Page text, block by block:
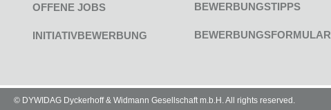
OFFENE JOBS
INITIATIVBEWERBUNG
BEWERBUNGSTIPPS
BEWERBUNGSFORMULAR
© DYWIDAG Dyckerhoff & Widmann Gesellschaft m.b.H. All rights reserved.